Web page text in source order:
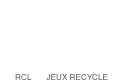
RCL JEUX RECYCLE